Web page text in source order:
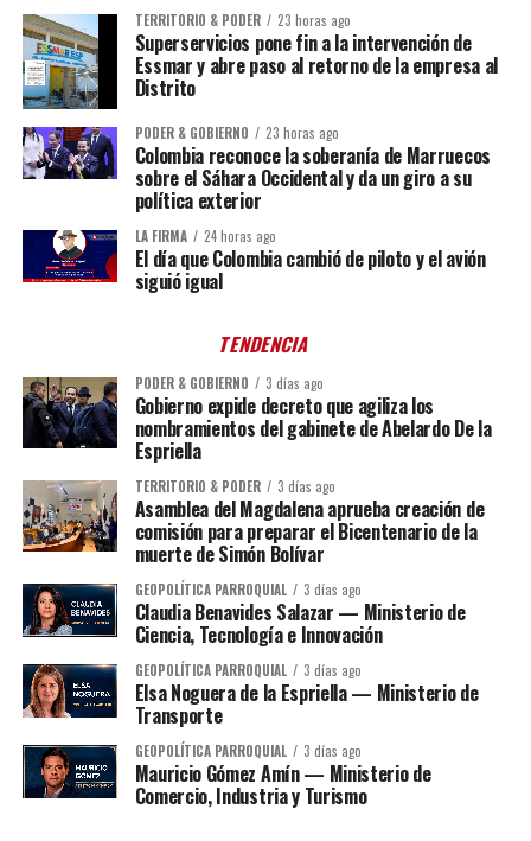
TERRITORIO & PODER 23 horas ago
Superservicios pone fin a la intervención de
Essmar y abre paso al retorno de la empresa al
Distrito
PODER & GOBIERNO 23 horas ago
Colombia reconoce la soberanía de Marruecos
sobre el Sáhara Occidental y da un giro a su
política exterior
LA FIRMA 24 horas ago
El día que Colombia cambió de piloto y el avión
siguió igual
TENDENCIA
PODER & GOBIERNO 3 días ago
Gobierno expide decreto que agiliza los
nombramientos del gabinete de Abelardo De la
Espriella
TERRITORIO & PODER 3 días ago
Asamblea del Magdalena aprueba creación de
comisión para preparar el Bicentenario de la
muerte de Simón Bolívar
GEOPOLÍTICA PARROQUIAL 3 días ago
Claudia Benavides Salazar — Ministerio de
Ciencia, Tecnología e Innovación
GEOPOLÍTICA PARROQUIAL 3 días ago
Elsa Noguera de la Espriella — Ministerio de
Transporte
GEOPOLÍTICA PARROQUIAL 3 días ago
Mauricio Gómez Amín — Ministerio de
Comercio, Industria y Turismo